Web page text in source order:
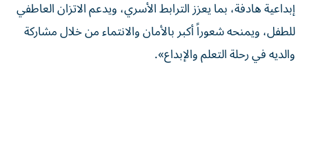
إبداعية هادفة، بما يعزز الترابط الأسري، ويدعم الاتزان العاطفي
للطفل، ويمنحه شعوراً أكبر بالأمان والانتماء من خلال مشاركة
والديه في رحلة التعلم والإبداع».